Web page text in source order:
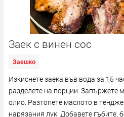
Заек с винен сос
Заешко
Изкиснете заека във вода за 15
разделете на порции. Запържете
олио. Разтопете маслото в
нарязания лук. Добавете гъбите,